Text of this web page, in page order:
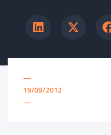
—
19/09/2012
—